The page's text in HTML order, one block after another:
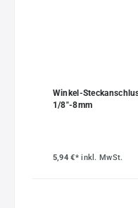
Winkel-
1/8"-8mm
5,94 €*inkl. MwSt.